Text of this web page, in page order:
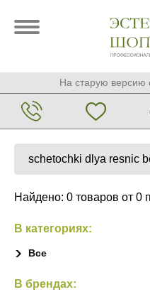
На старую версию
Найдено: 0 товаров от 0
В категориях:
Все
В брендах: